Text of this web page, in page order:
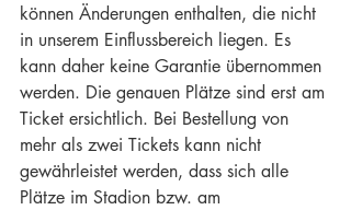
können Änderungen enthalten, die nicht
in unserem Einflussbereich liegen. Es
kann daher keine Garantie übernommen
werden. Die genauen Plätze sind erst am
Ticket ersichtlich. Bei Bestellung von
mehr als zwei Tickets kann nicht
gewährleistet werden, dass sich alle
Plätze im Stadion bzw. am